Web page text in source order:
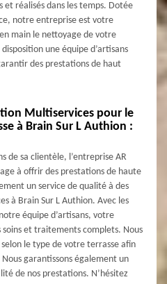
et réalisés dans les temps. Dotée
notre entreprise est votre
main le nettoyage de votre
une équipe d’artisans
des prestations de haut
Multiservices pour le
à Brain Sur L Authion :
de sa clientèle, l’entreprise AR
à offrir des prestations de haute
un service de qualité à des
à Brain Sur L Authion. Avec les
équipe d’artisans, votre
et traitements complets. Nous
le type de votre terrasse afin
garantissons également un
de nos prestations. N’hésitez